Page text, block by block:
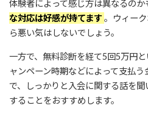
体験者によって感じ方は異なるのか
な対応は好感が持てます。ウィー
ら悪い気はしないでしょう。
一方で、無料診断を経て5回5万円
ャンペーン時期などによって支払
で、しっかりと入会に関する話を
することをおすすめします。